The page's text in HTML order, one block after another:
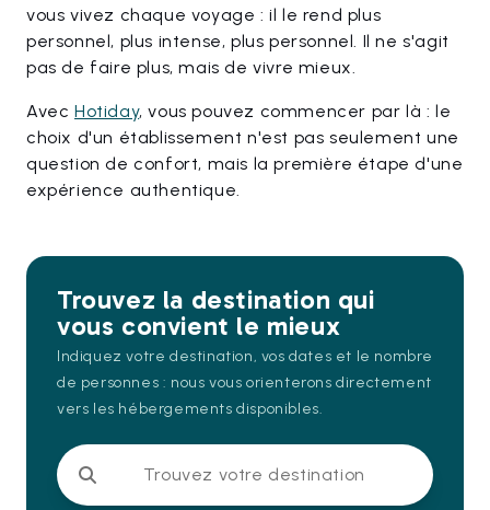
vous vivez chaque voyage : il le rend plus
personnel, plus intense, plus personnel. Il ne s'agit
pas de faire plus, mais de vivre mieux.
Avec Hotiday, vous pouvez commencer par là : le
choix d'un établissement n'est pas seulement une
question de confort, mais la première étape d'une
expérience authentique.
Trouvez la destination qui
vous convient le mieux
Indiquez votre destination, vos dates et le nombre
de personnes : nous vous orienterons directement
vers les hébergements disponibles.
Trouvez votre destination